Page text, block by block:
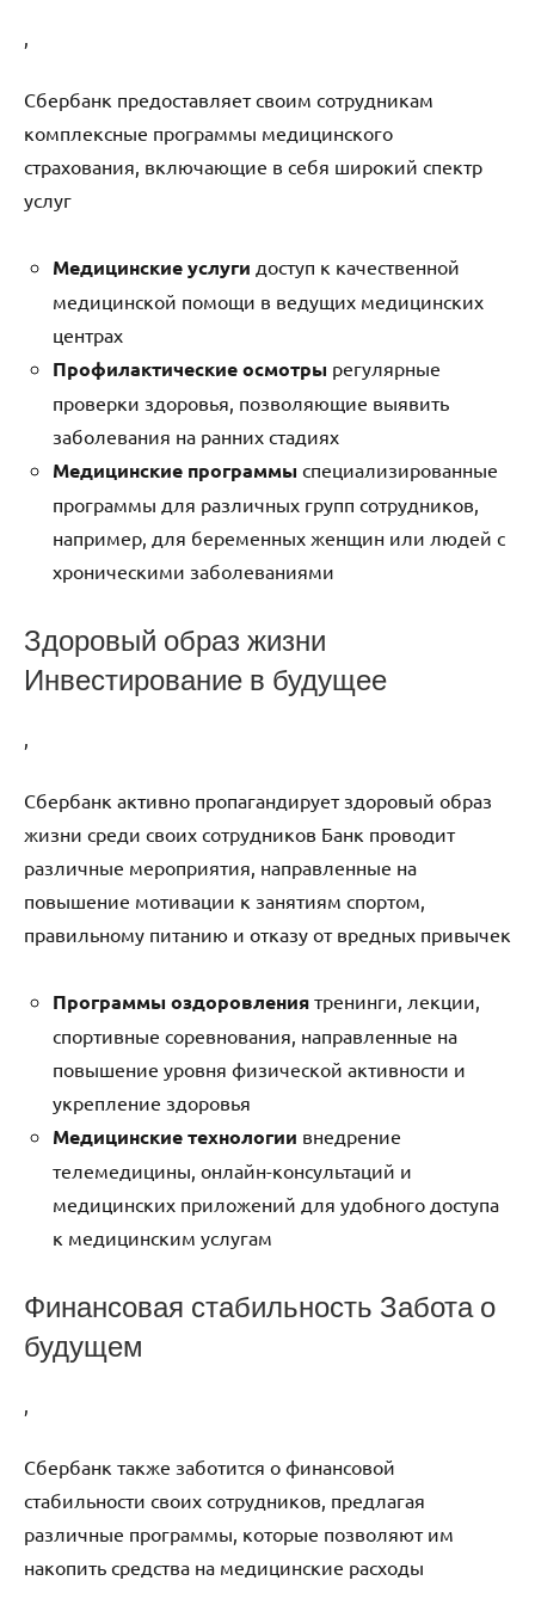
Сбербанк предоставляет своим сотрудникам
комплексные программы медицинского
страхования, включающие в себя широкий спектр
услуг
Медицинские услуги доступ к качественной
медицинской помощи в ведущих медицинских
центрах
Профилактические осмотры регулярные
проверки здоровья, позволяющие выявить
заболевания на ранних стадиях
Медицинские программы специализированные
программы для различных групп сотрудников,
например, для беременных женщин или людей с
хроническими заболеваниями
Здоровый образ жизни
Инвестирование в будущее
Сбербанк активно пропагандирует здоровый образ
жизни среди своих сотрудников Банк проводит
различные мероприятия, направленные на
повышение мотивации к занятиям спортом,
правильному питанию и отказу от вредных привычек
Программы оздоровления тренинги, лекции,
спортивные соревнования, направленные на
повышение уровня физической активности и
укрепление здоровья
Медицинские технологии внедрение
телемедицины, онлайн-консультаций и
медицинских приложений для удобного доступа
к медицинским услугам
Финансовая стабильность Забота о
будущем
Сбербанк также заботится о финансовой
стабильности своих сотрудников, предлагая
различные программы, которые позволяют им
накопить средства на медицинские расходы